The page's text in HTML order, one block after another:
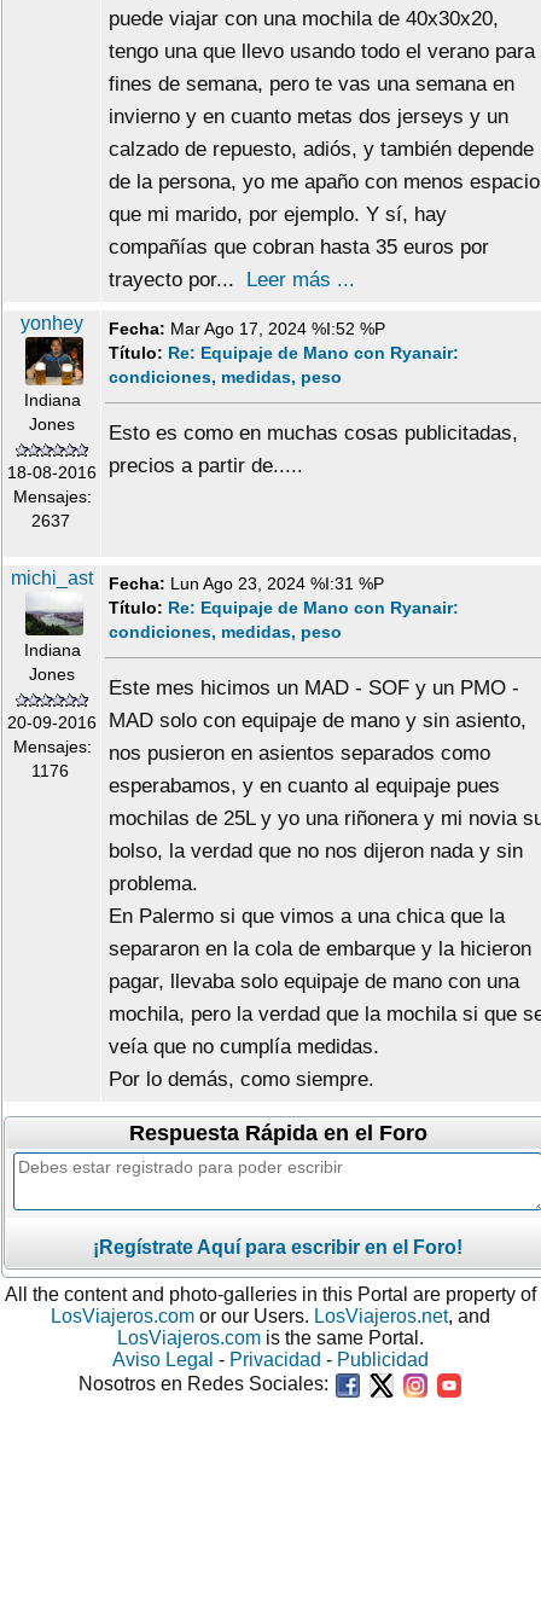
puede viajar con una mochila de 40x30x20,
tengo una que llevo usando todo el verano para
fines de semana, pero te vas una semana en
invierno y en cuanto metas dos jerseys y un
calzado de repuesto, adiós, y también depende
de la persona, yo me apaño con menos espacio
que mi marido, por ejemplo. Y sí, hay
compañías que cobran hasta 35 euros por
trayecto por...
Leer más ...
yonhey
Indiana
Jones
18-08-2016
Mensajes:
2637
Fecha: Mar Ago 17, 2024 %I:52 %P
Título: Re: Equipaje de Mano con Ryanair:
condiciones, medidas, peso
Esto es como en muchas cosas publicitadas,
precios a partir de.....
michi_ast
Indiana
Jones
20-09-2016
Mensajes:
1176
Fecha: Lun Ago 23, 2024 %I:31 %P
Título: Re: Equipaje de Mano con Ryanair:
condiciones, medidas, peso
Este mes hicimos un MAD - SOF y un PMO -
MAD solo con equipaje de mano y sin asiento,
nos pusieron en asientos separados como
esperabamos, y en cuanto al equipaje pues
mochilas de 25L y yo una riñonera y mi novia
bolso, la verdad que no nos dijeron nada y sin
problema.
En Palermo si que vimos a una chica que la
separaron en la cola de embarque y la hicieron
pagar, llevaba solo equipaje de mano con una
mochila, pero la verdad que la mochila si que
veía que no cumplía medidas.
Por lo demás, como siempre.
Respuesta Rápida en el Foro
¡Regístrate Aquí para escribir en el Foro!
All the content and photo-galleries in this Portal are property of
LosViajeros.com or our Users. LosViajeros.net, and
LosViajeros.com is the same Portal.
Aviso Legal - Privacidad - Publicidad
Nosotros en Redes Sociales: